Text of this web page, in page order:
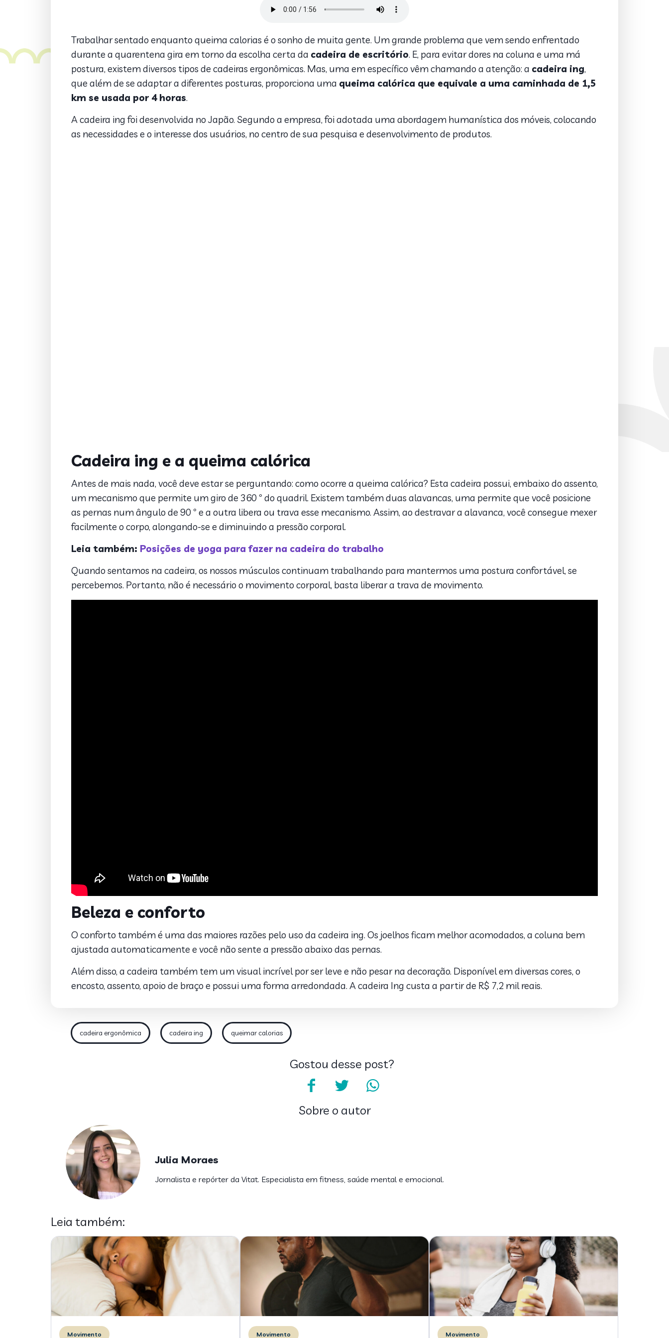
Trabalhar sentado enquanto queima calorias é o sonho de muita gente. Um grande problema que vem sendo enfrentado
durante a quarentena gira em torno da escolha certa da cadeira de escritório. E, para evitar dores na coluna e uma má
postura, existem diversos tipos de cadeiras ergonômicas. Mas, uma em específico vêm chamando a atenção: a cadeira ing,
que além de se adaptar a diferentes posturas, proporciona uma queima calórica que equivale a uma caminhada de 1,5
km se usada por 4 horas.
A cadeira ing foi desenvolvida no Japão. Segundo a empresa, foi adotada uma abordagem humanística dos móveis, colocando
as necessidades e o interesse dos usuários, no centro de sua pesquisa e desenvolvimento de produtos.
Cadeira ing e a queima calórica
Antes de mais nada, você deve estar se perguntando: como ocorre a queima calórica? Esta cadeira possui, embaixo do assento,
um mecanismo que permite um giro de 360 º do quadril. Existem também duas alavancas, uma permite que você posicione
as pernas num ângulo de 90 º e a outra libera ou trava esse mecanismo. Assim, ao destravar a alavanca, você consegue mexer
facilmente o corpo, alongando-se e diminuindo a pressão corporal.
Leia também: Posições de yoga para fazer na cadeira do trabalho
Quando sentamos na cadeira, os nossos músculos continuam trabalhando para mantermos uma postura confortável, se
percebemos. Portanto, não é necessário o movimento corporal, basta liberar a trava de movimento.
Beleza e conforto
O conforto também é uma das maiores razões pelo uso da cadeira ing. Os joelhos ficam melhor acomodados, a coluna bem
ajustada automaticamente e você não sente a pressão abaixo das pernas.
Além disso, a cadeira também tem um visual incrível por ser leve e não pesar na decoração. Disponível em diversas cores, o
encosto, assento, apoio de braço e possui uma forma arredondada. A cadeira Ing custa a partir de R$ 7,2 mil reais.
cadeira ergonômica cadeira ing queimar calorias
Gostou desse post?
Sobre o autor
Julia Moraes
Jornalista e repórter da Vitat. Especialista em fitness, saúde mental e emocional.
Leia também:
Movimento Movimento Movimento